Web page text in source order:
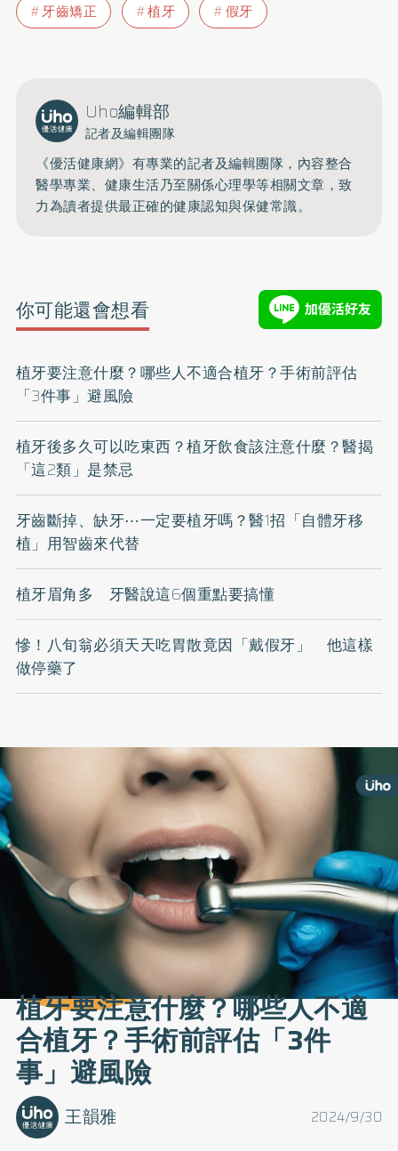
牙齒矯正 植牙 假牙
Uho編輯部
記者及編輯團隊
《優活健康網》有專業的記者及編輯團隊，內容整合
醫學專業、健康生活乃至關係心理學等相關文章，致
力為讀者提供最正確的健康認知與保健常識。
你可能還會想看
植牙要注意什麼？哪些人不適合植牙？手術前評估
「3件事」避風險
植牙後多久可以吃東西？植牙飲食該注意什麼？醫揭
「這2類」是禁忌
牙齒斷掉、缺牙⋯一定要植牙嗎？醫1招「自體牙移
植」用智齒來代替
植牙眉角多 牙醫說這6個重點要搞懂
慘！八旬翁必須天天吃胃散竟因「戴假牙」 他這樣
做停藥了
植牙要注意什麼？哪些人不適
合植牙？手術前評估「3件
事」避風險
2024/9/30
王韻雅